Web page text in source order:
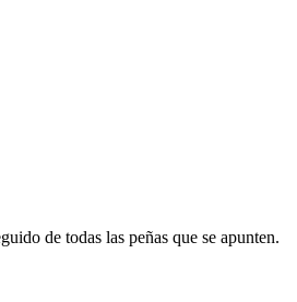
de todas las peñas que se apunten.